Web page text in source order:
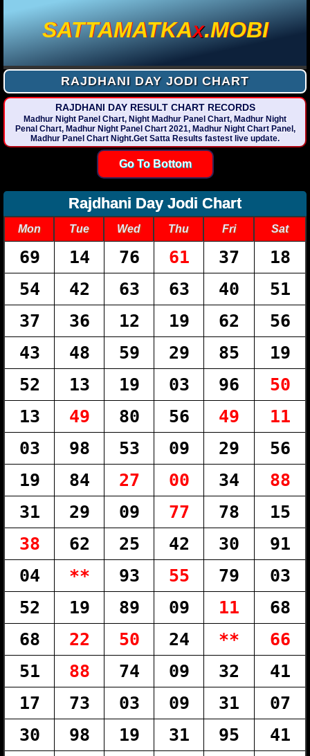
SATTAMATKAX.MOBI
RAJDHANI DAY JODI CHART
RAJDHANI DAY RESULT CHART RECORDS
Madhur Night Panel Chart, Night Madhur Panel Chart, Madhur Night
Penal Chart, Madhur Night Panel Chart 2021, Madhur Night Chart Panel,
Madhur Panel Chart Night.Get Satta Results fastest live update.
Go To Bottom
Rajdhani Day Jodi Chart
Mon Tue Wed Thu Fri Sat
69 14 76 61 37
18
54
42 63 63 40
51
37
36 12 19 62
56
43
48 59 29 85
19
52
13 19 03 96
50
13
49 80 56 49
11
03
98 53 09 29
56
19
84 27 00 34
88
31
29 09 77 78
15
38
62 25 42 30
91
04
** 93 55 79
03
52
19 89 09 11
68
68
22 50 24 **
66
51
88 74 09 32
41
17
73 03 09 31
07
30
98 19 31 95
41